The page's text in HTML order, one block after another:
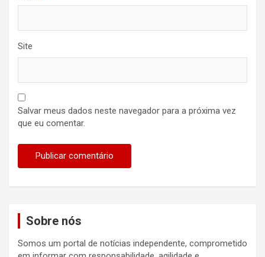
Site
Salvar meus dados neste navegador para a próxima vez
que eu comentar.
Sobre nós
Somos um portal de notícias independente, comprometido